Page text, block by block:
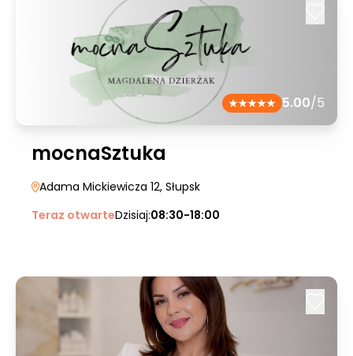
5.00/5
mocnaSztuka
Adama Mickiewicza 12, Słupsk
Teraz otwarteDzisiaj:08:30-18:00